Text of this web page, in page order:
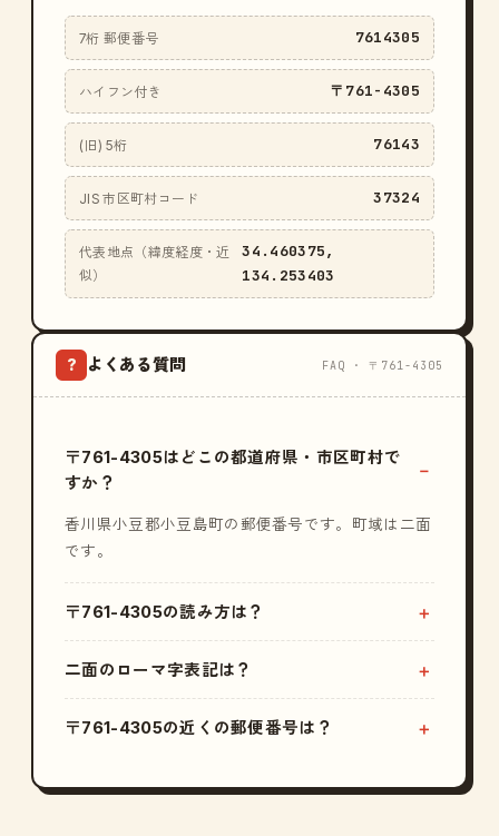
7桁 郵便番号 7614305
ハイフン付き 〒761-4305
(旧) 5桁 76143
JIS 市区町村コード 37324
代表地点（緯度経度・近
似）
34.460375,
134.253403
? よくある質問 FAQ · 〒761-4305
〒761-4305はどこの都道府県・市区町村で
すか？
香川県小豆郡小豆島町の郵便番号です。町域は二面
です。
〒761-4305の読み方は？
二面のローマ字表記は？
〒761-4305の近くの郵便番号は？